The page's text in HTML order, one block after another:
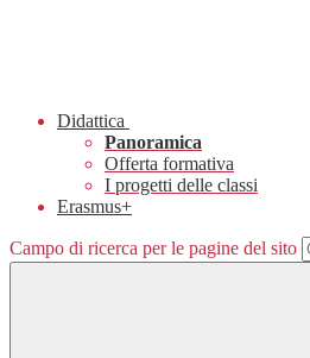
Didattica
Panoramica
Offerta formativa
I progetti delle classi
Erasmus+
Campo di ricerca per le pagine del sito